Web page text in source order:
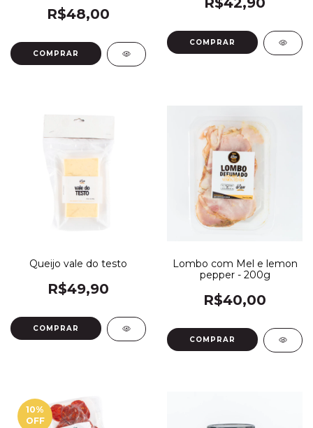
R$48,00
Queijo vale do testo
R$49,90
Lombo com Mel e lemon
pepper - 200g
R$40,00
10%
OFF